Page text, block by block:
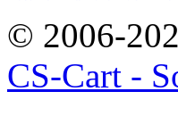
© 2006-
CS-Cart -